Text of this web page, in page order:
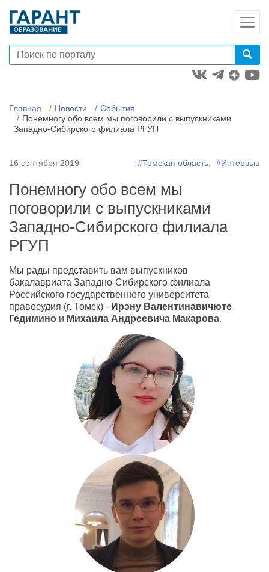
Главная Новости
События
Понемногу обо всем мы поговорили с выпускниками
Западно-Сибирского филиала РГУП
16 сентября 2019 #Томская область, #Интервью
Понемногу обо всем мы
поговорили с выпускниками
Западно-Сибирского филиала
РГУП
Мы рады представить вам выпускников
бакалавриата Западно-Сибирского филиала
Российского государственного университета
правосудия (г. Томск) - Ирэну Валентинавичюте
Гедимино и Михаила Андреевича Макарова.